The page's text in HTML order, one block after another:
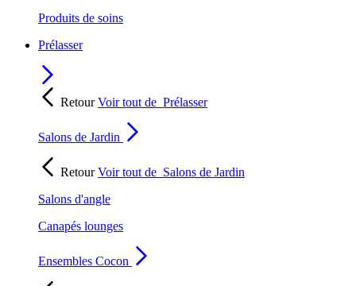
Produits de soins
Prélasser
RetourVoir tout de Prélasser
Salons de Jardin
RetourVoir tout de Salons de Jardin
Salons d'angle
Canapés lounges
Ensembles Cocon